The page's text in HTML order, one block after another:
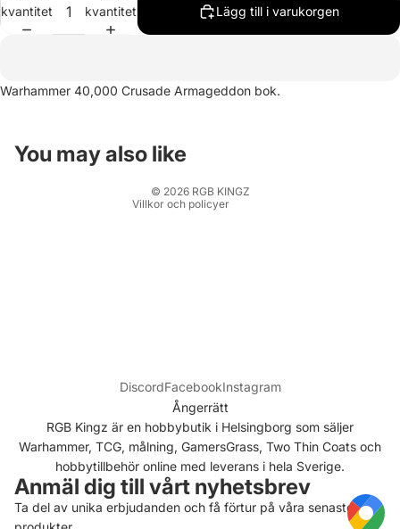
kvantitet
kvantitet
Lägg till i varukorgen
Warhammer 40,000 Crusade Armageddon bok.
You may also like
© 2026 RGB KINGZ
Villkor och policyer
Användarvillkor
Kontaktinformation
DiscordFacebookInstagram
Ångerrätt
RGB Kingz är en hobbybutik i Helsingborg som säljer
Warhammer, TCG, målning, GamersGrass, Two Thin Coats och
hobbytillbehör online med leverans i hela Sverige.
Anmäl dig till vårt nyhetsbrev
Ta del av unika erbjudanden och få förtur på våra senaste